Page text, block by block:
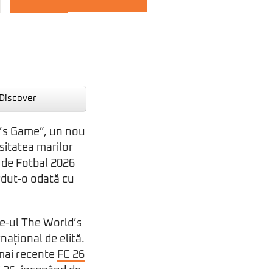
Game”, un nou
marilor
Fotbal 2026
o odată cu
ul The World’s
de elită.
recente FC 26